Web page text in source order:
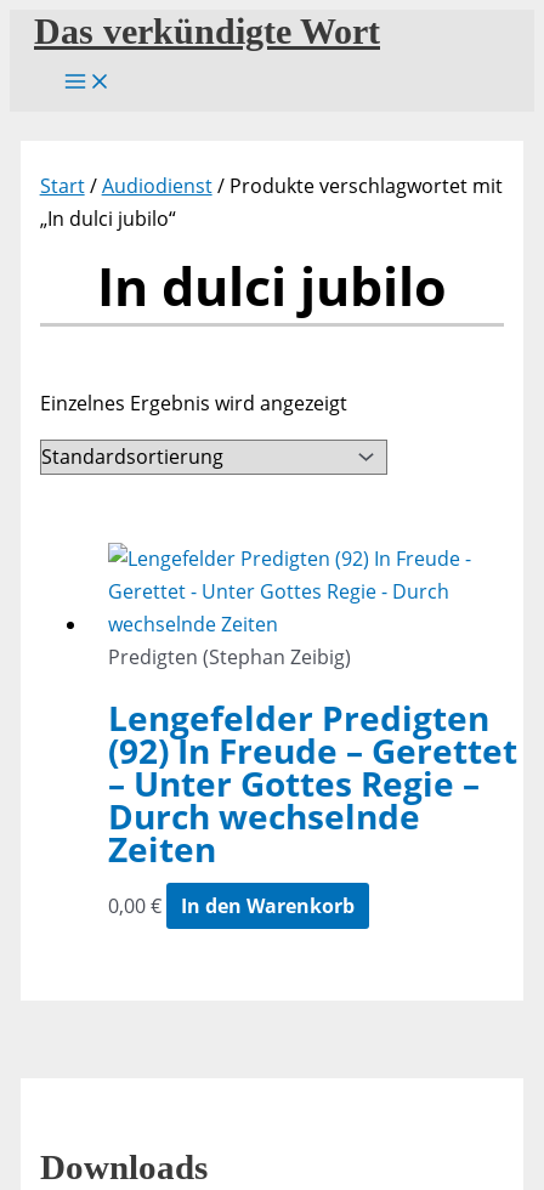
Zum
Inhalt
springen
Das verkündigte Wort
Start/Audiodienst/ Produkte verschlagwortet mit
„In dulci jubilo“
In dulci jubilo
Einzelnes Ergebnis wird angezeigt
Predigten (Stephan Zeibig)
Lengefelder Predigten
(92) In Freude – Gerettet
– Unter Gottes Regie –
Durch wechselnde
Zeiten
0,00€ In den Warenkorb
Downloads